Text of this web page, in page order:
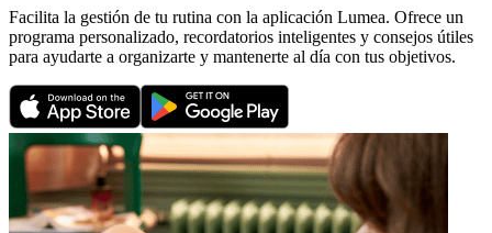
Facilita la gestión de tu rutina con la aplicación Lumea. Ofrece un
programa personalizado, recordatorios inteligentes y consejos útiles
para ayudarte a organizarte y mantenerte al día con tus objetivos.